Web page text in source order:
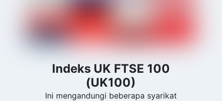
Indeks UK FTSE 100
(UK100)
Ini mengandungi beberapa syarikat